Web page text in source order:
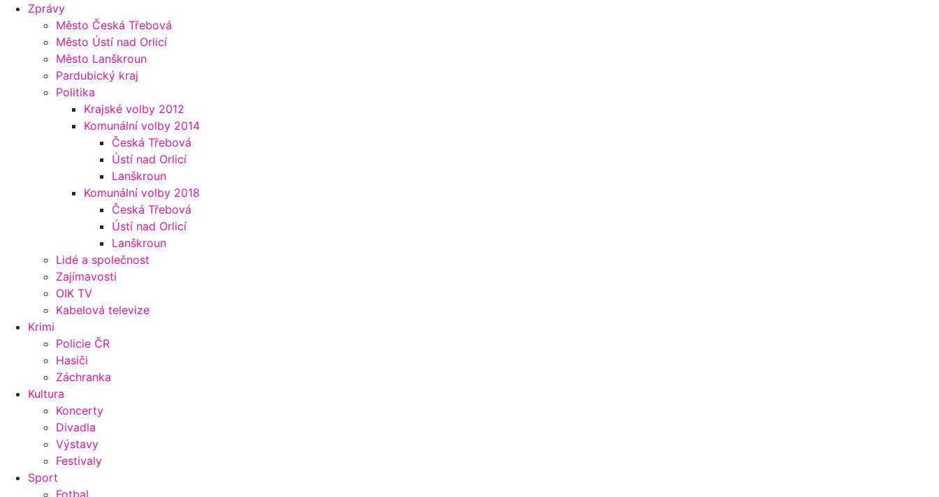
Zprávy
Město Česká Třebová
Město Ústí nad Orlicí
Město Lanškroun
Pardubický kraj
Politika
Krajské volby 2012
Komunální volby 2014
Česká Třebová
Ústí nad Orlicí
Lanškroun
Komunální volby 2018
Česká Třebová
Ústí nad Orlicí
Lanškroun
Lidé a společnost
Zajímavosti
OIK TV
Kabelová televize
Krimi
Policie ČR
Hasiči
Záchranka
Kultura
Koncerty
Divadla
Výstavy
Festivaly
Sport
Fotbal